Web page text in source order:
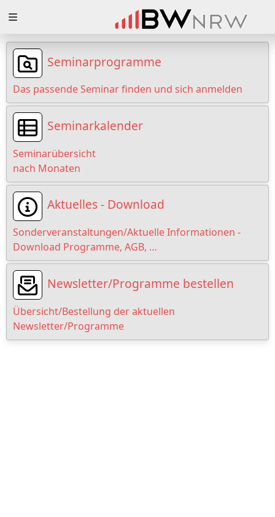
Loading
Loading
Loading
Loading
Loading
Loading
Seminarprogramme
Das passende Seminar finden und sich anmelden
Seminarkalender
Seminarübersicht
nach Monaten
Aktuelles - Download
Sonderveranstaltungen/Aktuelle Informationen -
Download Programme, AGB, …
Newsletter/Programme bestellen
Übersicht/Bestellung der aktuellen
Newsletter/Programme